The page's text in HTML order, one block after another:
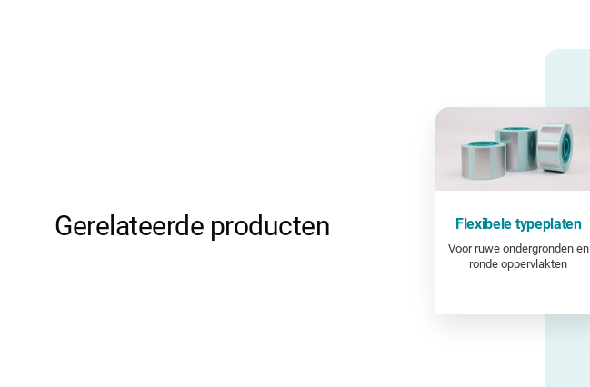
Gerelateerde producten Flexibele typeplaten
Voor ruwe ondergronden en
ronde oppervlakten